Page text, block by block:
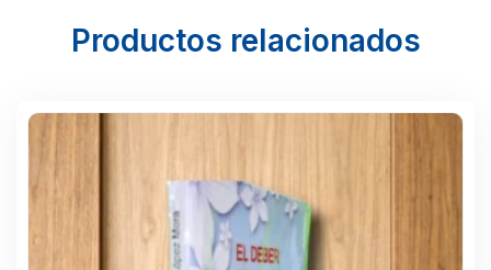
Productos relacionados